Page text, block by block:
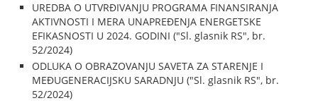
UREDBA O UTVRĐIVANJU PROGRAMA FINANSIRANJA
AKTIVNOSTI I MERA UNAPREĐENJA ENERGETSKE
EFIKASNOSTI U 2024. GODINI ("Sl. glasnik RS", br.
52/2024)
ODLUKA O OBRAZOVANJU SAVETA ZA STARENJE I
MEĐUGENERACIJSKU SARADNJU ("Sl. glasnik RS", br.
52/2024)